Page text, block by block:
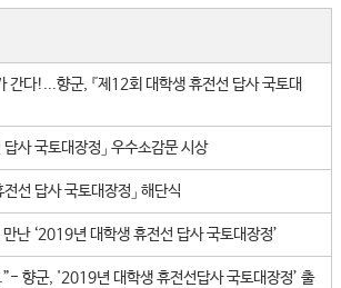
간다!...향군, 『제12회 대학생 휴전선 답사 국토대
사 국토대장정」 우수소감문 시상
선 답사 국토대장정」 해단식
난 ‘2019년 대학생 휴전선 답사 국토대장정’
향군, '2019년 대학생 휴전선답사 국토대장정’ 출